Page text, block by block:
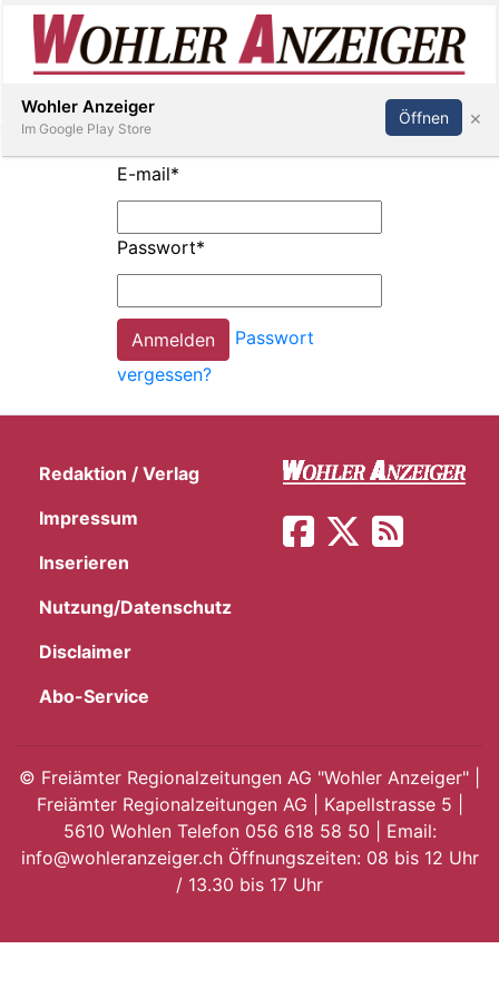
E-
App
Inserieren Abonnieren Anmelden
E-mail*
Passwort*
Passwort
vergessen?
Redaktion / Verlag
Impressum
Inserieren
Nutzung/Datenschutz
Disclaimer
Abo-Service
© Freiämter Regionalzeitungen AG "Wohler Anzeiger" |
Freiämter Regionalzeitungen AG | Kapellstrasse 5 |
5610 Wohlen Telefon 056 618 58 50 | Email:
info@wohleranzeiger.ch Öffnungszeiten: 08 bis 12 Uhr
/ 13.30 bis 17 Uhr
Wohler Anzeiger
Im Google Play Store
Öffnen ×